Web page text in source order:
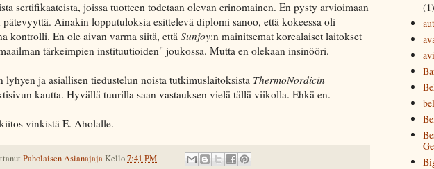
sertifikaateista, joissa tuotteen todetaan olevan erinomainen. En pysty arvioimaan
pätevyyttä. Ainakin lopputuloksia esittelevä diplomi sanoo, että kokeessa oli
kontrolli. En ole aivan varma siitä, että Sunjoy:n mainitsemat korealaiset laitokset
tärkeimpien instituutioiden" joukossa. Mutta en olekaan insinööri.
lyhyen ja asiallisen tiedustelun noista tutkimuslaitoksista ThermoNordicin
kautta. Hyvällä tuurilla saan vastauksen vielä tällä viikolla. Ehkä en.
vinkistä E. Aholalle.
Paholaisen AsianajajaKello7:41 PM
(1)